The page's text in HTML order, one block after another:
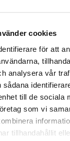
cookies
för att
analysera vår
till de sociala
som vi
tillhandahållit
är designad
av den
rygg och
Den öppna
som
som den